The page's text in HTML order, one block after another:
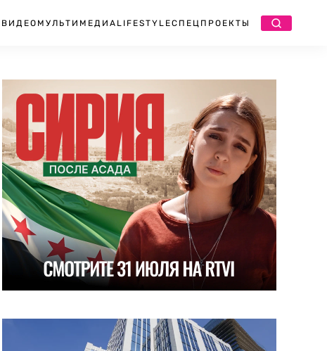
ВИДЕО МУЛЬТИМЕДИА LIFESTYLEСПЕЦПРОЕКТЫ